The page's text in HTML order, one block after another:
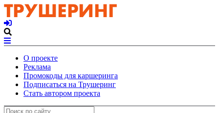
О проекте
Реклама
Промокоды для каршеринга
Подписаться на Трушеринг
Стать автором проекта